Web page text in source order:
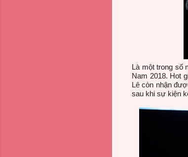
Là một trong số
Nam 2018. Hot
Lê còn nhận
sau khi sự kiện